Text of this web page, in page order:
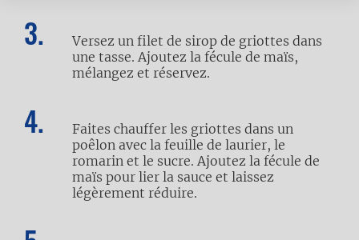
Versez un filet de sirop de griottes dans
une tasse. Ajoutez la fécule de maïs,
mélangez et réservez.
Faites chauffer les griottes dans un
poêlon avec la feuille de laurier, le
romarin et le sucre. Ajoutez la fécule de
maïs pour lier la sauce et laissez
légèrement réduire.